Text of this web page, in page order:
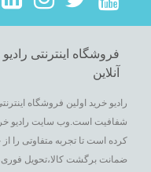
فروشگاه اینترنتی
آنلاین
رادیو خرید اولین فروشگاه
شفافیت است.وب سایت رادیو
ضمانت برگشت کالا،تحویل